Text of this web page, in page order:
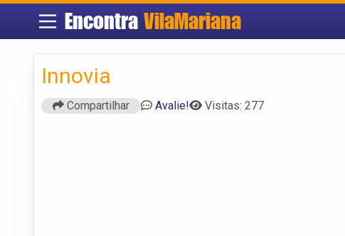
Encontra VilaMariana
Innovia
Compartilhar Avalie! Visitas: 277